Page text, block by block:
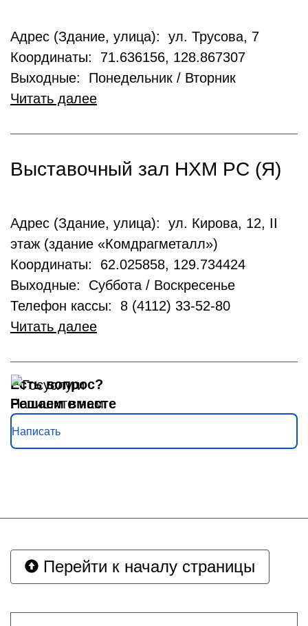
Адрес (Здание, улица): ул. Трусова, 7
Координаты: 71.636156, 128.867307
Выходные: Понедельник / Вторник
Читать далее
Выставочный зал НХМ РС (Я)
Адрес (Здание, улица): ул. Кирова, 12, II
этаж (здание «Комдрагметалл»)
Координаты: 62.025858, 129.734424
Выходные: Суббота / Воскресенье
Телефон кассы: 8 (4112) 33-52-80
Читать далее
Решаем вместе
Есть вопрос?
Напишите нам
Написать
Перейти к началу страницы